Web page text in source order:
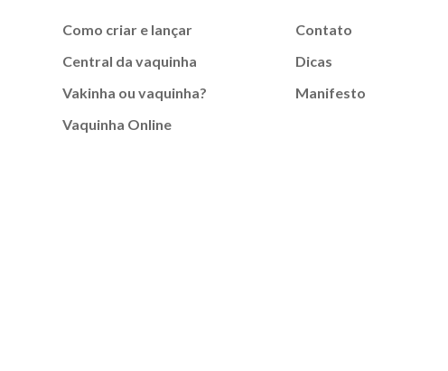
Como criar e lançar
Central da vaquinha
Vakinha ou vaquinha?
Vaquinha Online
Contato
Dicas
Manifesto